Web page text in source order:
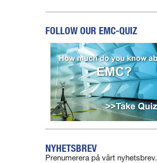
FOLLOW OUR EMC-QUIZ
NYHETSBREV
Prenumerera på vårt nyhetsbrev.